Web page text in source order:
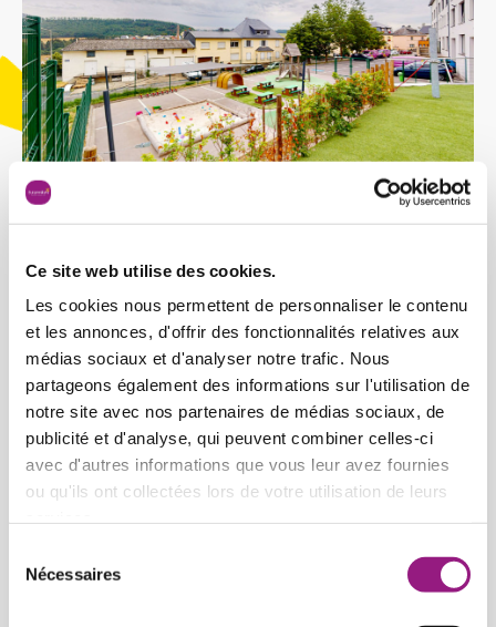
Ce site web utilise des cookies.
Les cookies nous permettent de personnaliser le contenu
et les annonces, d'offrir des fonctionnalités relatives aux
médias sociaux et d'analyser notre trafic. Nous
partageons également des informations sur l'utilisation de
notre site avec nos partenaires de médias sociaux, de
publicité et d'analyse, qui peuvent combiner celles-ci
avec d'autres informations que vous leur avez fournies
ou qu'ils ont collectées lors de votre utilisation de leurs
Nécessaires
Our partnership with the
library
To support children in their language development, we
visit the Wiltz library once a month. In this way, readings
are offered in different languages. We also borrow books
to enrich our library.